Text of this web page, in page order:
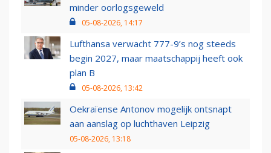
minder oorlogsgeweld
05-08-2026, 14:17
Lufthansa verwacht 777-9’s nog steeds
begin 2027, maar maatschappij heeft ook
plan B
05-08-2026, 13:42
Oekraïense Antonov mogelijk ontsnapt
aan aanslag op luchthaven Leipzig
05-08-2026, 13:18